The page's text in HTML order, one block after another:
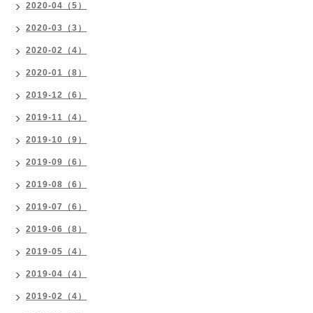
2020-04（5）
2020-03（3）
2020-02（4）
2020-01（8）
2019-12（6）
2019-11（4）
2019-10（9）
2019-09（6）
2019-08（6）
2019-07（6）
2019-06（8）
2019-05（4）
2019-04（4）
2019-02（4）